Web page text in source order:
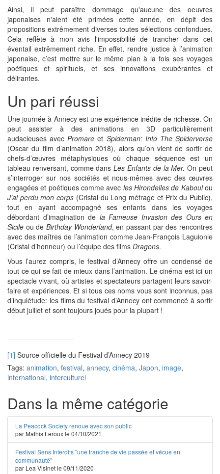
Ainsi, il peut paraître dommage qu'aucune des oeuvres
japonaises n'aient été primées cette année, en dépit des
propositions extrêmement diverses toutes sélections confondues.
Cela reflète à mon avis l'impossibilité de trancher dans cet
éventail extrêmement riche. En effet, rendre justice à l’animation
japonaise, c’est mettre sur le même plan à la fois ses voyages
poétiques et spirituels, et ses innovations exubérantes et
délirantes.
Un pari réussi
Une journée à Annecy est une expérience inédite de richesse. On
peut assister à des animations en 3D particulièrement
audacieuses avecPromare et Spiderman: Into The Spiderverse
(Oscar du film d’animation 2018), alors qu’on vient de sortir de
chefs-d’œuvres métaphysiques où chaque séquence est un
tableau renversant, comme dansLes Enfants de la Mer. On peut
s’interroger sur nos sociétés et nous-mêmes avec des œuvres
engagées et poétiques comme avec les Hirondelles de Kaboulou
J’ai perdu mon corps (Cristal du Long métrage et Prix du Public),
tout en ayant accompagné ses enfants dans les voyages
débordant d’imagination de la Fameuse Invasion des Ours en
Sicile ou de Birthday Wonderland, en passant par des rencontres
avec des maîtres de l’animation comme Jean-François Laguionie
(Cristal d’honneur) ou l’équipe des films Dragons.
Vous l’aurez compris, le festival d’Annecy offre un condensé de
tout ce qui se fait de mieux dans l’animation. Le cinéma est ici un
spectacle vivant, où artistes et spectateurs partagent leurs savoir-
faire et expériences. Et si tous ces noms vous sont inconnus, pas
d’inquiétude: les films du festival d’Annecy ont commencé à sortir
début juillet et sont toujours joués pour la plupart !
[1] Source officielle du Festival d’Annecy 2019
Tags: animation, festival, annecy, cinéma, Japon, image,
international, interculturel
Dans la même catégorie
La Peacock Society renoue avec son public
par Mathis Leroux le 04/10/2021
Festival Sens Interdits "une tranche de vie passée et vécue en
communauté"
par Lea Visinet le 09/11/2020